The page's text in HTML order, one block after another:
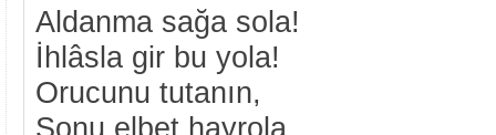
Aldanma sağa sola!
İhlâsla gir bu yola!
Orucunu tutanın,
Sonu elbet hayrola.